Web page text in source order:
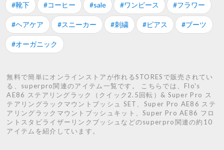
#靴下 #コーヒー #sale #ワンピース #フラワー
#ヘアケア #スニーカー #刺繍 #ピアス #ブーツ
#オーガニック
無料で簡単にオンラインストアが作れるSTORESで販売されてい
る、superpro関連のアイテム一覧です。 こちらでは、Flo's
AE86 ステアリングラック（クイック2.5回転）& Super Pro ス
テアリングラックマウントブッシュ SET、Super Pro AE86 ステ
アリングラックマウントブッシュキット、Super Pro AE86 フロ
ントスタビライザーリンクブッシュなどのsuperpro関連の約10
アイテムを紹介しています。